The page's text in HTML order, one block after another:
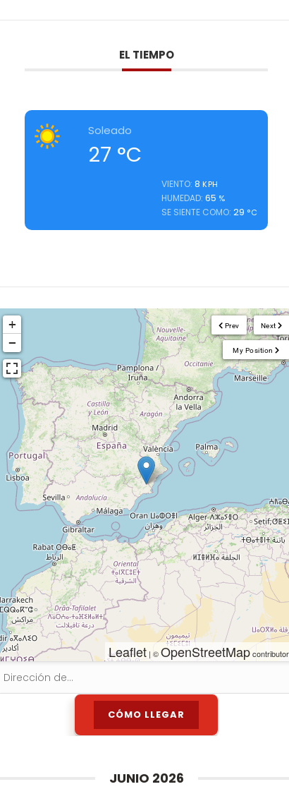
EL TIEMPO
Soleado
27 °C
VIENTO: 8 KPH
HUMEDAD: 65 %
SE SIENTE COMO: 29 °C
Next
Prev
My Position
+
−
Leaflet| ©OpenStreetMap
JUNIO 2026